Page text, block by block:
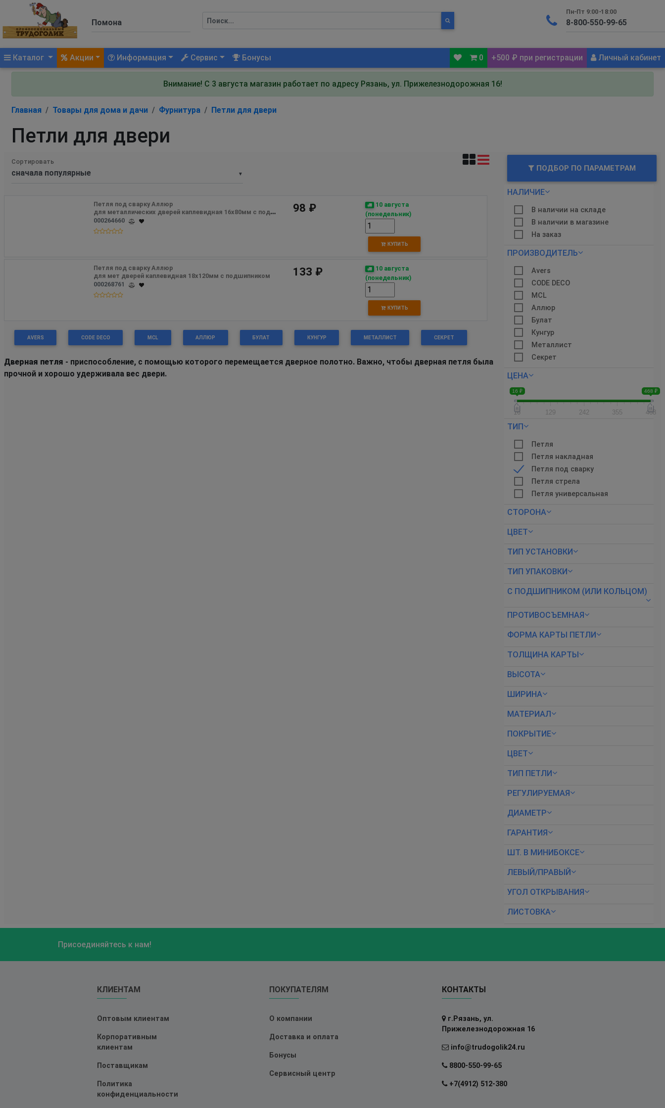
Пн-Пт 9:00-18:00
Каталог (current)Акции Информация Сервис Бонусы 0 +500 ₽ при регистрации Личный кабинет
Внимание! С 3 августа магазин работает по адресу Рязань, ул. Прижелезнодорожная 16!
Главная Товары для дома и дачи Фурнитура Петли для двери
Петли для двери
ПОДБОР ПО ПАРАМЕТРАМ
НАЛИЧИЕ
В наличии на складе
В наличии в магазине
На заказ
ПРОИЗВОДИТЕЛЬ
Avers
CODE DECO
MCL
Аллюр
Булат
Кунгур
Металлист
Секрет
ЦЕНА
16 ₽ 468 ₽
16 129 242 355 468
ТИП
Петля
Петля накладная
Петля под сварку
Петля стрела
Петля универсальная
СТОРОНА
ЦВЕТ
ТИП УСТАНОВКИ
ТИП УПАКОВКИ
С ПОДШИПНИКОМ (ИЛИ КОЛЬЦОМ)
ПРОТИВОСЪЕМНАЯ
ФОРМА КАРТЫ ПЕТЛИ
ТОЛЩИНА КАРТЫ
ВЫСОТА
ШИРИНА
МАТЕРИАЛ
ПОКРЫТИЕ
ЦВЕТ
ТИП ПЕТЛИ
РЕГУЛИРУЕМАЯ
ДИАМЕТР
ГАРАНТИЯ
ШТ. В МИНИБОКСЕ
ЛЕВЫЙ/ПРАВЫЙ
УГОЛ ОТКРЫВАНИЯ
ЛИСТОВКА
▼
Сортировать
Петля под сварку Аллюр
для металлических дверей каплевидная 16х80мм с подшипником
000264660
98 ₽
10 августа
(понедельник)
КУПИТЬ
Петля под сварку Аллюр
для мет дверей каплевидная 18х120мм с подшипником
000268761
133 ₽
10 августа
(понедельник)
КУПИТЬ
AVERS CODE DECO MCL АЛЛЮР БУЛАТ КУНГУР МЕТАЛЛИСТ СЕКРЕТ
Дверная петля - приспособление, с помощью которого перемещается дверное полотно. Важно, чтобы дверная петля была
прочной и хорошо удерживала вес двери.
Присоединяйтесь к нам!
КЛИЕНТАМ
Оптовым клиентам
Корпоративным
клиентам
Поставщикам
Политика
конфиденциальности
ПОКУПАТЕЛЯМ
О компании
Доставка и оплата
Бонусы
Сервисный центр
КОНТАКТЫ
г.Рязань, ул.
Прижелезнодорожная 16
info@trudogolik24.ru
8800-550-99-65
+7(4912) 512-380